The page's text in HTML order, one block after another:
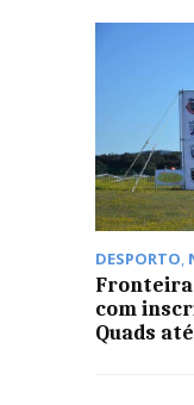
DESPORTO,
com
Quads